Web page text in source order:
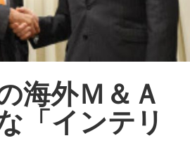
いて
海外Ｍ＆Ａ
「インテリ